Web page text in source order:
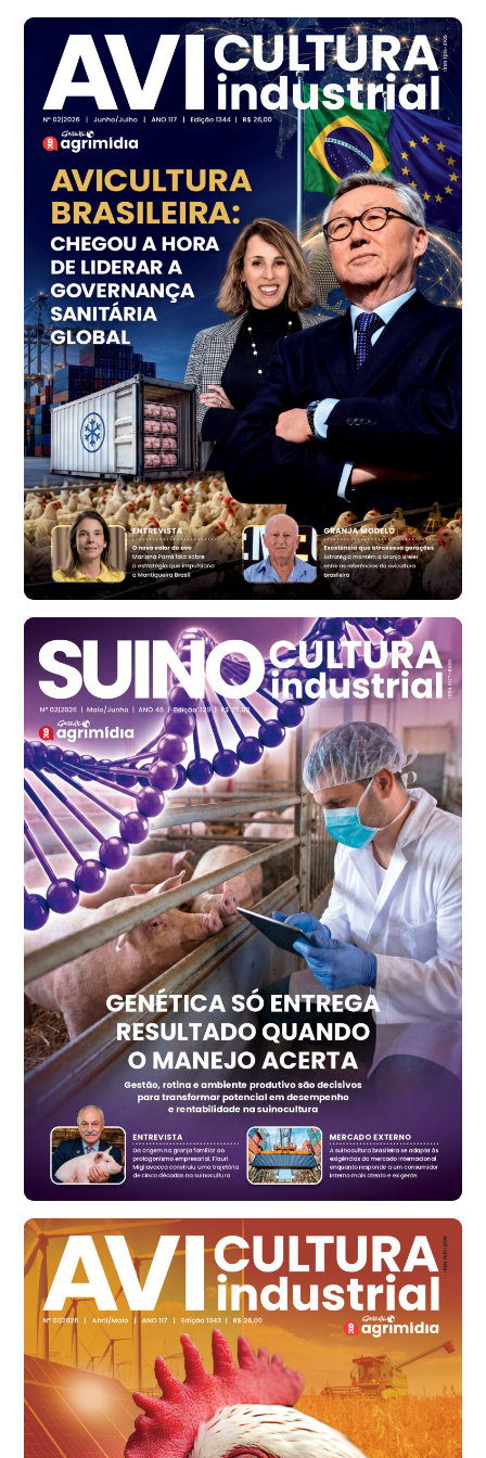
cx
Ovo Branco - Regional
Branco
R$ 144,99
cx
Grande São Paulo (SP)
R$ 153,38
cx
Ovo Vermelho - Regional
Vermelho
R$ 156,33
cx
Ovo Branco - Regional
Bastos (SP)
R$ 134,40
cx
Ovo Vermelho - Regional
Bastos (SP)
R$ 146,71
cx
Frango - Indicador
SP
R$ 7,13
kg
Frango - Indicador
SP
R$ 7,15
kg
Trigo Atacado - Regional
PR
R$ 1.417,12
t
Trigo Atacado - Regional
RS
R$ 1.325,22
t
Ovo Vermelho - Regional
Vermelho
R$ 168,86
cx
Ovo Branco - Regional
Santa Maria do Jetibá (ES)
R$ 139,62
cx
Ovo Branco - Regional
Recife (PE)
R$ 144,92
cx
Ovo Vermelho - Regional
Recife (PE)